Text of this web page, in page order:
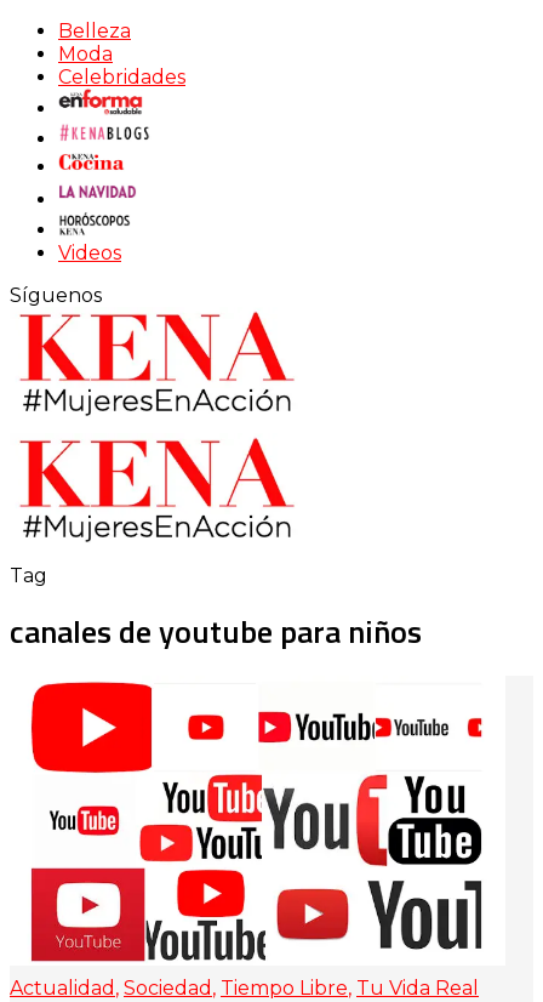
Belleza
Moda
Celebridades
Videos
Síguenos
Tag
canales de youtube para niños
Actualidad , Sociedad , Tiempo Libre, Tu Vida Real